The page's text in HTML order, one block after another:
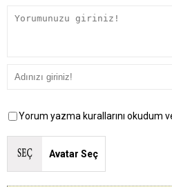
Yorum yazma kurallarını okudum
Avatar Seç